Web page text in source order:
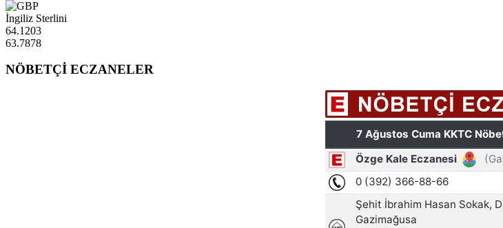
İngiliz Sterlini
64.1203
63.7878
NÖBETÇİ ECZANELER